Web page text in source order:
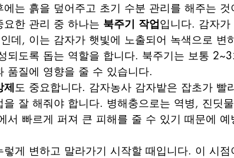
는 흙을 덮어주고 초기 수분 관리를 해주는 것
한 관리 중 하나는 북주기 작업입니다. 감자
데, 이는 감자가 햇빛에 노출되어 녹색으로 변
되도록 돕는 역할을 합니다. 북주기는 보통
품질에 영향을 줄 수 있습니다.
제도 중요합니다. 감자농사 감자밭은 잡초가 빨
잘 해줘야 합니다. 병해충으로는 역병, 진딧
서 빠르게 퍼져 큰 피해를 줄 수 있기 때문에
게 변하고 말라가기 시작할 때입니다. 이 시